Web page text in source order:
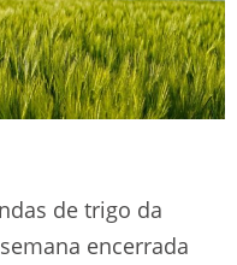
de trigo da
encerrada